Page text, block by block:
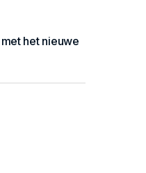
het nieuwe